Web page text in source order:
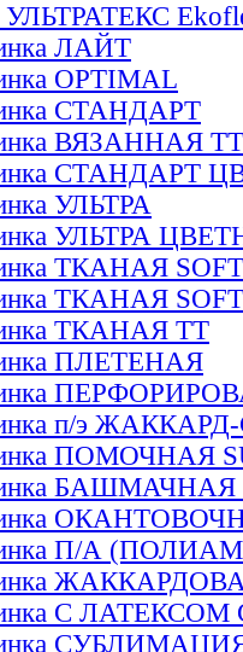
УЛЬТРАТЕКС
ЛАЙТ
OPTIMAL
СТАНДАРТ
ВЯЗАННАЯ
СТАНДАРТ
УЛЬТРА
УЛЬТРА
ТКАНАЯ SOFT
ТКАНАЯ
ТКАНАЯ ТТ
ПЛЕТЕНАЯ
п/э
ПОМОЧНАЯ
БАШМАЧНАЯ
П/А
С ЛАТЕКСОМ